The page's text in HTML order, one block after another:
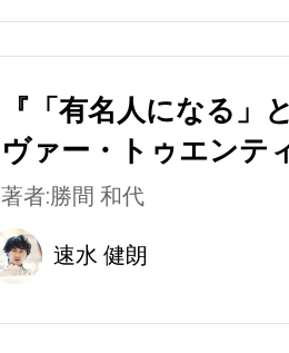
『「有名人になる」
ヴァー・トゥエンテ
著者:勝間 和代
速水 健朗